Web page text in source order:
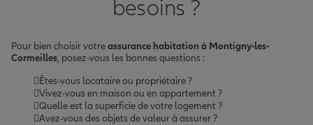
besoins ?
Pour bien choisir votreassurance habitation à Montigny-les-
Cormeilles, posez-vous les bonnes questions :
Êtes-vous locataire ou propriétaire ?
Vivez-vous en maison ou en appartement ?
Quelle est la superficie de votre logement ?
Avez-vous des objets de valeur à assurer ?